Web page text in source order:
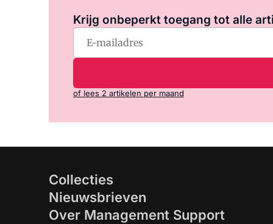
Krijg onbeperkt toegang tot alle
of lees 2 artikelen per maand
Collecties
Nieuwsbrieven
Over Management Support